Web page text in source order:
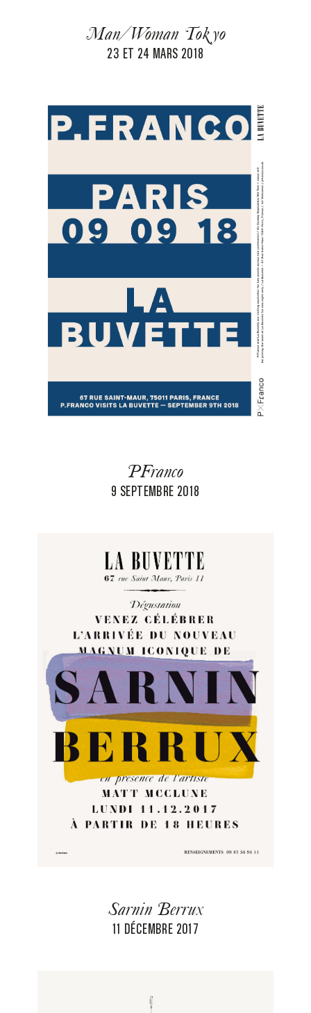
Man/Woman Tokyo
23 ET 24 MARS 2018
PFranco
9 SEPTEMBRE 2018
Sarnin Berrux
11 DÉCEMBRE 2017